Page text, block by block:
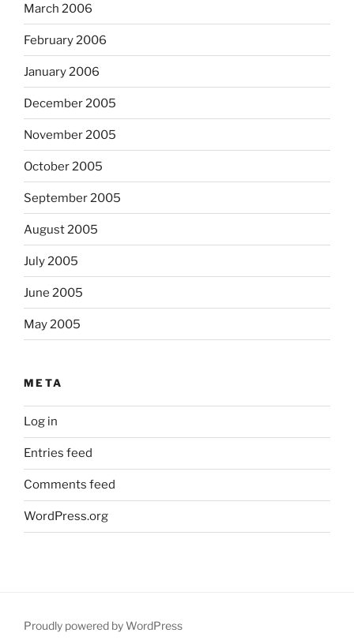
March 2006
February 2006
January 2006
December 2005
November 2005
October 2005
September 2005
August 2005
July 2005
June 2005
May 2005
META
Log in
Entries feed
Comments feed
WordPress.org
Proudly powered by WordPress